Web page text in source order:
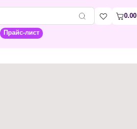
0.00
Прайс-лист